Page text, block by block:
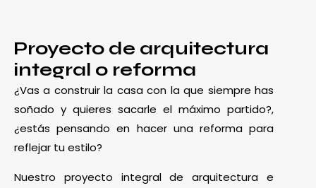
Proyecto de arquitectura
integral o reforma
¿Vas a construir la casa con la que siempre has
soñado y quieres sacarle el máximo partido?,
¿estás pensando en hacer una reforma para
reflejar tu estilo?
Nuestro proyecto integral de arquitectura e